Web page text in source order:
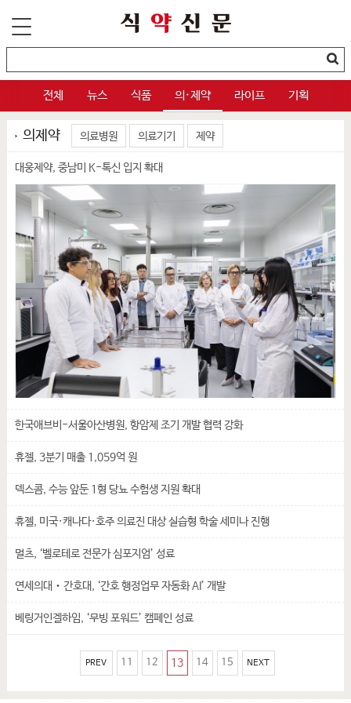
전체 뉴스 식품 의·제약 라이프 기획
의제약 의료병원 의료기기 제약
대웅제약, 중남미 K-톡신 입지 확대
한국애브비-서울아산병원, 항암제 조기 개발 협력 강화
휴젤, 3분기 매출 1,059억 원
덱스콤, 수능 앞둔 1형 당뇨 수험생 지원 확대
휴젤, 미국·캐나다·호주 의료진 대상 실습형 학술 세미나 진행
멀츠, ‘벨로테로 전문가 심포지엄’ 성료
연세의대‧간호대, ‘간호 행정업무 자동화 AI’ 개발
베링거인겔하임, ‘무빙 포워드’ 캠페인 성료
PREV 11 12 13 14 15 NEXT